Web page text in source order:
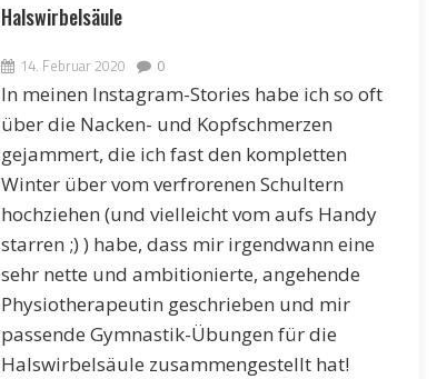
Halswirbelsäule
14. Februar 2020 0
In meinen Instagram-Stories habe ich so oft
über die Nacken- und Kopfschmerzen
gejammert, die ich fast den kompletten
Winter über vom verfrorenen Schultern
hochziehen (und vielleicht vom aufs Handy
starren ;) ) habe, dass mir irgendwann eine
sehr nette und ambitionierte, angehende
Physiotherapeutin geschrieben und mir
passende Gymnastik-Übungen für die
Halswirbelsäule zusammengestellt hat!